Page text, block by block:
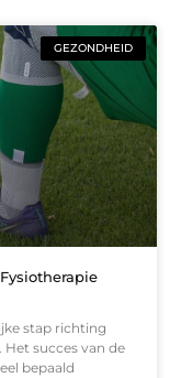
GEZONDHEID
stap richting
succes van de
bepaald